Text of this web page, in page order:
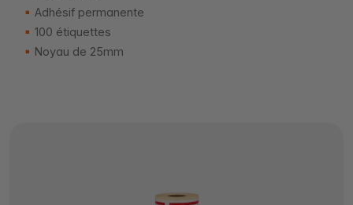
Adhésif permanente
100 étiquettes
Noyau de 25mm